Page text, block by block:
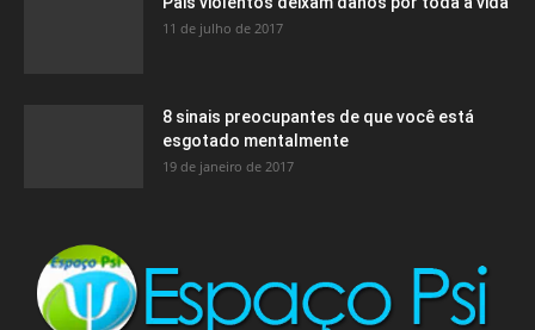
11 de julho de 2017
8 sinais preocupantes de que você está
esgotado mentalmente
19 de janeiro de 2017